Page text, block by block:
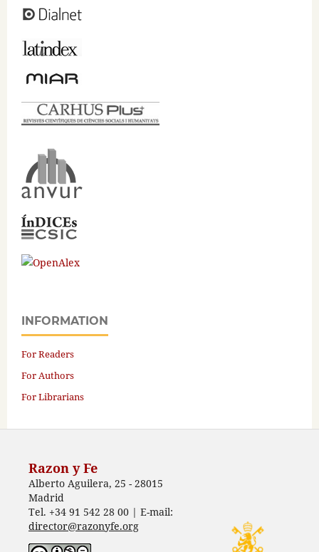
INFORMATION
For Readers
For Authors
For Librarians
Razon y Fe
Alberto Aguilera, 25 - 28015
Madrid
Tel. +34 91 542 28 00 | E-mail:
director@razonyfe.org